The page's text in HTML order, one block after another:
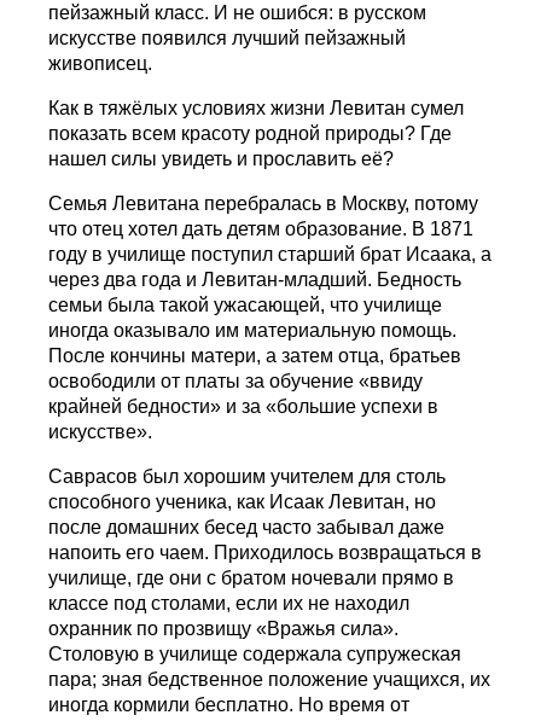
пейзажный класс. И не ошибся: в русском
искусстве появился лучший пейзажный
живописец.
Как в тяжёлых условиях жизни Левитан сумел
показать всем красоту родной природы? Где
нашел силы увидеть и прославить её?
Семья Левитана перебралась в Москву, потому
что отец хотел дать детям образование. В 1871
году в училище поступил старший брат Исаака, а
через два года и Левитан-младший. Бедность
семьи была такой ужасающей, что училище
иногда оказывало им материальную помощь.
После кончины матери, а затем отца, братьев
освободили от платы за обучение «ввиду
крайней бедности» и за «большие успехи в
искусстве».
Саврасов был хорошим учителем для столь
способного ученика, как Исаак Левитан, но
после домашних бесед часто забывал даже
напоить его чаем. Приходилось возвращаться в
училище, где они с братом ночевали прямо в
классе под столами, если их не находил
охранник по прозвищу «Вражья сила».
Столовую в училище содержала супружеская
пара; зная бедственное положение учащихся, их
иногда кормили бесплатно. Но время от